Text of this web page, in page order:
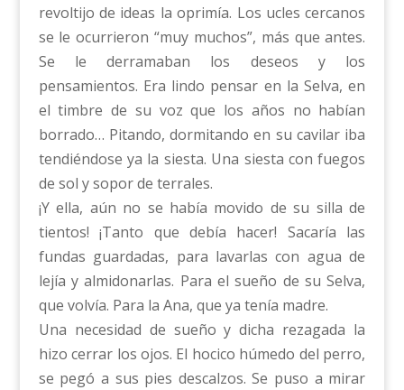
revoltijo de ideas la oprimía. Los ucles cercanos
se le ocurrieron “muy muchos”, más que antes.
Se le derramaban los deseos y los
pensamientos. Era lindo pensar en la Selva, en
el timbre de su voz que los años no habían
borrado… Pitando, dormitando en su cavilar iba
tendiéndose ya la siesta. Una siesta con fuegos
de sol y sopor de terrales.
¡Y ella, aún no se había movido de su silla de
tientos! ¡Tanto que debía hacer! Sacaría las
fundas guardadas, para lavarlas con agua de
lejía y almidonarlas. Para el sueño de su Selva,
que volvía. Para la Ana, que ya tenía madre.
Una necesidad de sueño y dicha rezagada la
hizo cerrar los ojos. El hocico húmedo del perro,
se pegó a sus pies descalzos. Se puso a mirar